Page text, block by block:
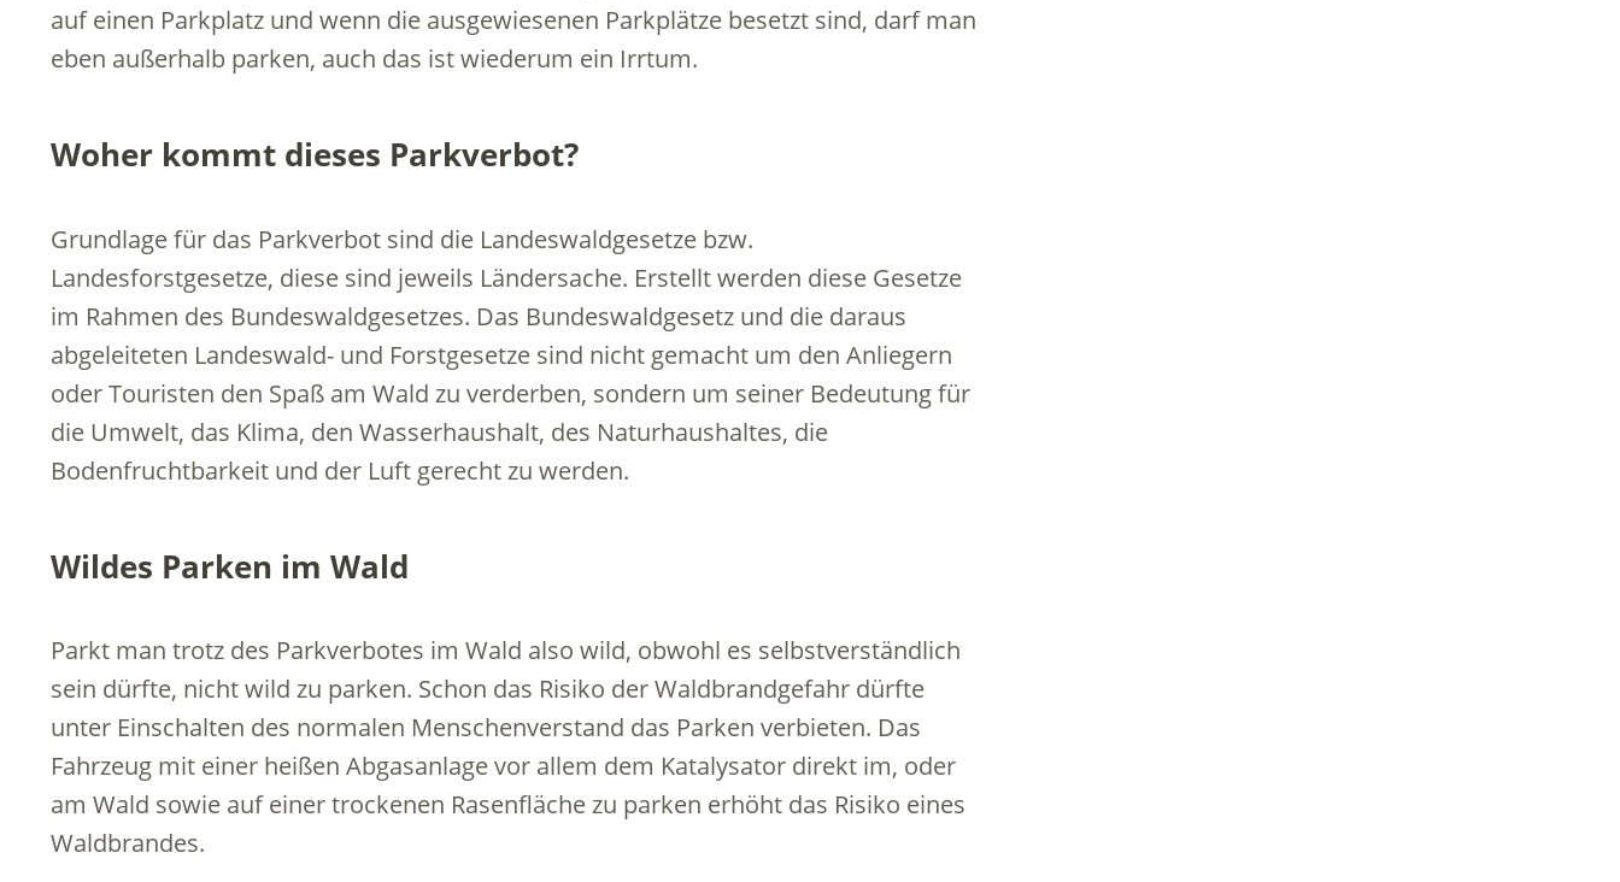
auf einen Parkplatz und wenn die ausgewiesenen Parkplätze besetzt sind, darf man
eben außerhalb parken, auch das ist wiederum ein Irrtum.
Woher kommt dieses Parkverbot?
Grundlage für das Parkverbot sind die Landeswaldgesetze bzw.
Landesforstgesetze, diese sind jeweils Ländersache. Erstellt werden diese Gesetze
im Rahmen des Bundeswaldgesetzes. Das Bundeswaldgesetz und die daraus
abgeleiteten Landeswald- und Forstgesetze sind nicht gemacht um den Anliegern
oder Touristen den Spaß am Wald zu verderben, sondern um seiner Bedeutung für
die Umwelt, das Klima, den Wasserhaushalt, des Naturhaushaltes, die
Bodenfruchtbarkeit und der Luft gerecht zu werden.
Wildes Parken im Wald
Parkt man trotz des Parkverbotes im Wald also wild, obwohl es selbstverständlich
sein dürfte, nicht wild zu parken. Schon das Risiko der Waldbrandgefahr dürfte
unter Einschalten des normalen Menschenverstand das Parken verbieten. Das
Fahrzeug mit einer heißen Abgasanlage vor allem dem Katalysator direkt im, oder
am Wald sowie auf einer trockenen Rasenfläche zu parken erhöht das Risiko eines
Waldbrandes.